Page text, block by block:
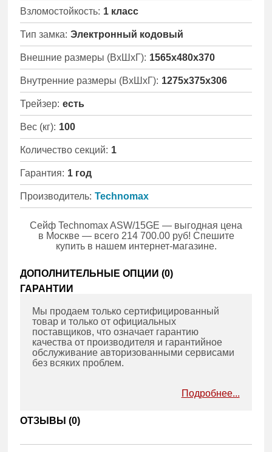
Взломостойкость: 1 класс
Тип замка: Электронный кодовый
Внешние размеры (ВхШхГ): 1565x480x370
Внутренние размеры (ВхШхГ): 1275x375x306
Трейзер: есть
Вес (кг): 100
Количество секций: 1
Гарантия: 1 год
Производитель: Technomax
Сейф Technomax ASW/15GE — выгодная цена
в Москве — всего 214 700.00 руб! Спешите
купить в нашем интернет-магазине.
ДОПОЛНИТЕЛЬНЫЕ ОПЦИИ (0)
ГАРАНТИИ
Мы продаем только сертифицированный
товар и только от официальных
поставщиков, что означает гарантию
качества от производителя и гарантийное
обслуживание авторизованными сервисами
без всяких проблем.
Подробнее...
ОТЗЫВЫ (0)